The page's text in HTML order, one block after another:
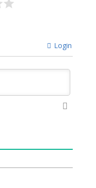
Login